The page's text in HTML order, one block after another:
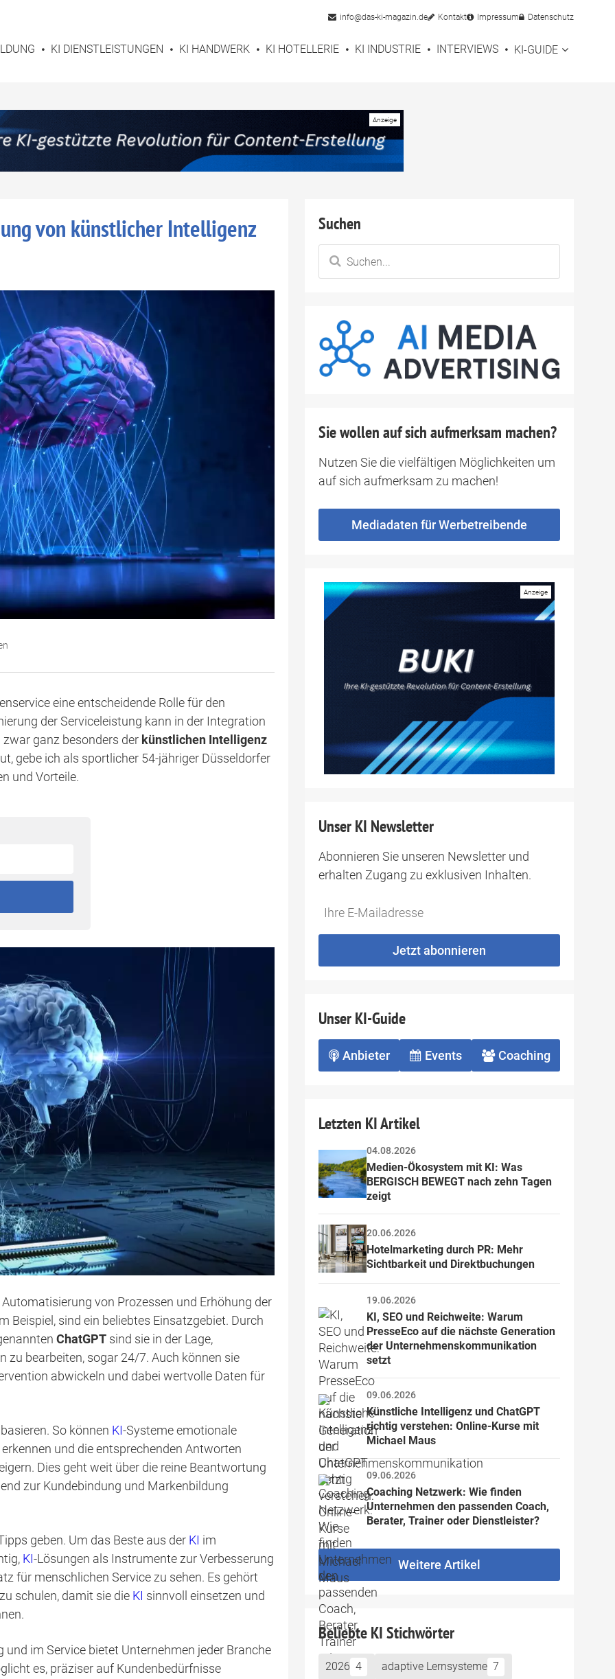
info@das-ki-magazin.de Kontakt Impressum Datenschutz
KI DIENSTLEISTUNGEN KI HANDWERK KI HOTELLERIE KI INDUSTRIE INTERVIEWS KI-GUIDE
von künstlicher Intelligenz
eine entscheidende Rolle für den
der Serviceleistung kann in der Integration
ganz besonders der künstlichen Intelligenz
gebe ich als sportlicher 54-jähriger Düsseldorfer
und Vorteile.
von Prozessen und Erhöhung der
Beispiel, sind ein beliebtes Einsatzgebiet. Durch
ChatGPT sind sie in der Lage,
zu bearbeiten, sogar 24/7. Auch können sie
abwickeln und dabei wertvolle Daten für
basieren. So können KI-Systeme emotionale
und die entsprechenden Antworten
Dies geht weit über die reine Beantwortung
zur Kundebindung und Markenbildung
geben. Um das Beste aus der KI im
KI-Lösungen als Instrumente zur Verbesserung
für menschlichen Service zu sehen. Es gehört
schulen, damit sie die KI sinnvoll einsetzen und
und im Service bietet Unternehmen jeder Branche
es, präziser auf Kundenbedürfnisse
Suchen
Sie wollen auf sich aufmerksam machen?
Nutzen Sie die vielfältigen Möglichkeiten um
auf sich aufmerksam zu machen!
Mediadaten für Werbetreibende
Unser KI Newsletter
Abonnieren Sie unseren Newsletter und
erhalten Zugang zu exklusiven Inhalten.
Do
this
*Ihre
Jetzt abonnieren
Unser KI-Guide
Anbieter Events Coaching
Letzten KI Artikel
04.08.2026
Medien-Ökosystem mit KI: Was
BERGISCH BEWEGT nach zehn Tagen
zeigt
20.06.2026
Hotelmarketing durch PR: Mehr
Sichtbarkeit und Direktbuchungen
19.06.2026
KI, SEO und Reichweite: Warum
PresseEco auf die nächste Generation
der Unternehmenskommunikation
setzt
09.06.2026
Künstliche Intelligenz und ChatGPT
richtig verstehen: Online-Kurse mit
Michael Maus
09.06.2026
Coaching Netzwerk: Wie finden
Unternehmen den passenden Coach,
Berater, Trainer oder Dienstleister?
Weitere Artikel
Beliebte KI Stichwörter
2026 4 adaptive Lernsysteme 7